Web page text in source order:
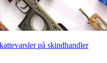
på skindhandler